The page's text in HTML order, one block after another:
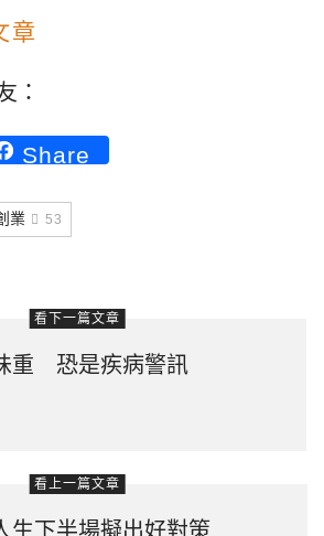
章
：
Share
業 53
看下一篇文章
重 恐是疾病警訊
看上一篇文章
生下半場擬出好對策